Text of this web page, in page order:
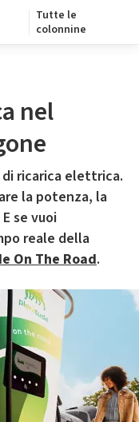
Tutte le
colonnine
nel
ricarica elettrica.
la potenza, la
se vuoi
reale della
On The Road.